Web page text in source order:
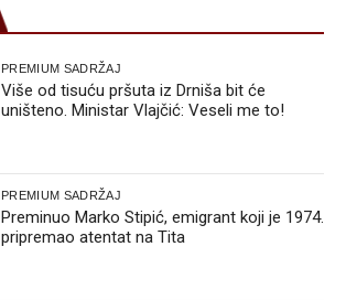
PREMIUM SADRŽAJ
Više od tisuću pršuta iz Drniša bit će
uništeno. Ministar Vlajčić: Veseli me to!
PREMIUM SADRŽAJ
Preminuo Marko Stipić, emigrant koji je 1974.
pripremao atentat na Tita